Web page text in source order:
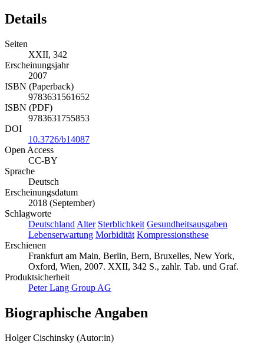
Details
Seiten
XXII, 342
Erscheinungsjahr
2007
ISBN (Paperback)
9783631561652
ISBN (PDF)
9783631755853
DOI
10.3726/b14087
Open Access
CC-BY
Sprache
Deutsch
Erscheinungsdatum
2018 (September)
Schlagworte
Deutschland Alter Sterblichkeit Gesundheitsausgaben
Lebenserwartung Morbidität Kompressionsthese
Erschienen
Frankfurt am Main, Berlin, Bern, Bruxelles, New York,
Oxford, Wien, 2007. XXII, 342 S., zahlr. Tab. und Graf.
Produktsicherheit
Peter Lang Group AG
Biographische Angaben
Holger Cischinsky (Autor:in)